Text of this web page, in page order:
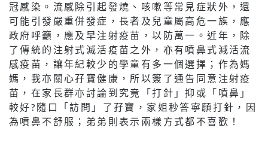
冠感染。流感除引起發燒、咳嗽等常見症狀外，還
可能引發嚴重併發症，長者及兒童屬高危一族，應
政府呼籲，應及早注射疫苗，以防萬一。近年，除
了傳統的注射式滅活疫苗之外，亦有噴鼻式減活流
感疫苗，讓年紀較少的學童有多一個選擇；作為媽
媽，我亦關心孖寶健康，所以簽了通告同意注射疫
苗，在家長群亦討論到究竟「打針」抑或「噴鼻」
較好?隨口「訪問」了孖寶，家姐秒答寧願打針，因
為噴鼻不舒服；弟弟則表示兩樣方式都不喜歡！